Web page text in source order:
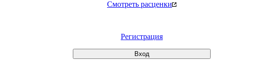
Смотреть расценки
Регистрация
Вход